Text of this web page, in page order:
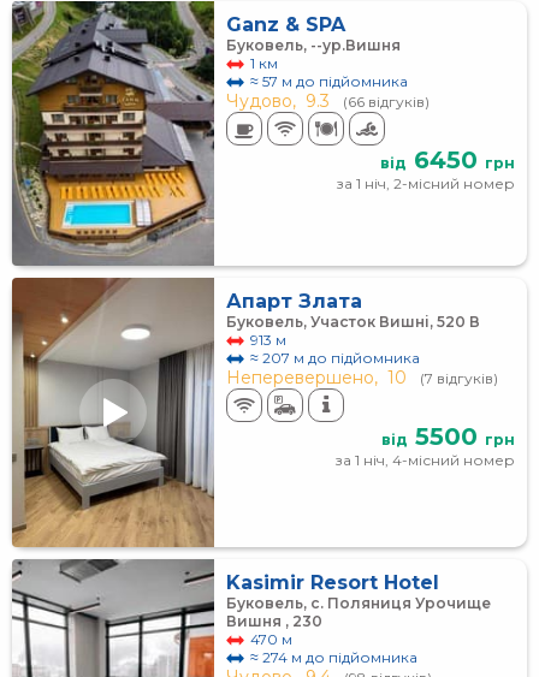
Ganz & SPA
Буковель, --ур.Вишня
1 км
≈ 57 м до підйомника
Чудово, 9.3 (66 відгуків)
від 6450 грн
за 1 ніч, 2-місний номер
Апарт Злата
Буковель, Участок Вишні, 520 В
913 м
≈ 207 м до підйомника
Неперевершено, 10 (7 відгуків)
від 5500 грн
за 1 ніч, 4-місний номер
Kasimir Resort Hotel
Буковель, с. Поляниця Урочище
Вишня , 230
470 м
≈ 274 м до підйомника